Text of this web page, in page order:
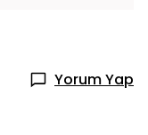
Yorum Yap